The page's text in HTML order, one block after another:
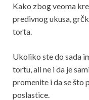
Kako zbog veoma
predivnog ukusa,
torta.
Ukoliko ste do sada
tortu, ali ne i da je
promenite i da se što
poslastice.